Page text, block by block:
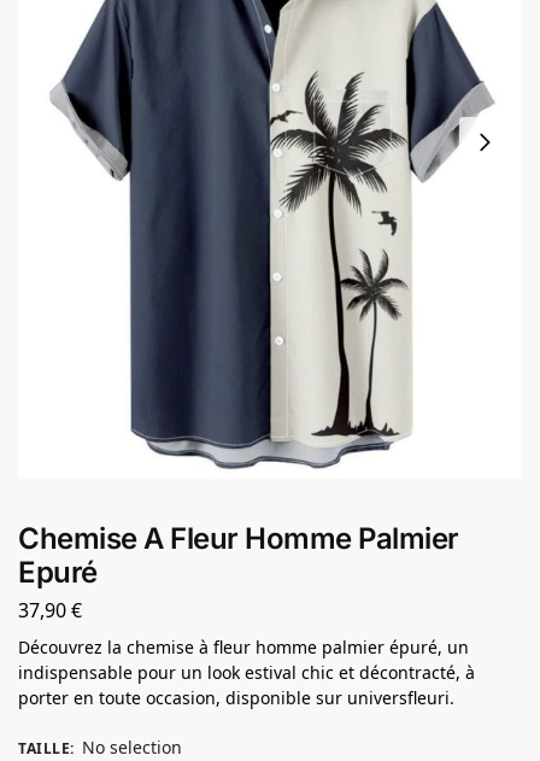
Chemise A Fleur Homme Palmier
Epuré
37,90€
Découvrez la chemise à fleur homme palmier épuré, un
indispensable pour un look estival chic et décontracté, à
porter en toute occasion, disponible sur universfleuri.
TAILLE: No selection